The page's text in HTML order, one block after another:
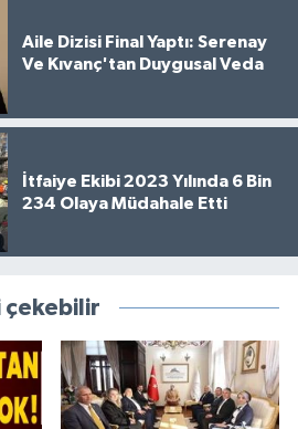
Aile Dizisi Final Yaptı: Serenay
Ve Kıvanç'tan Duygusal Veda
İtfaiye Ekibi 2023 Yılında 6 Bin
234 Olaya Müdahale Etti
çekebilir